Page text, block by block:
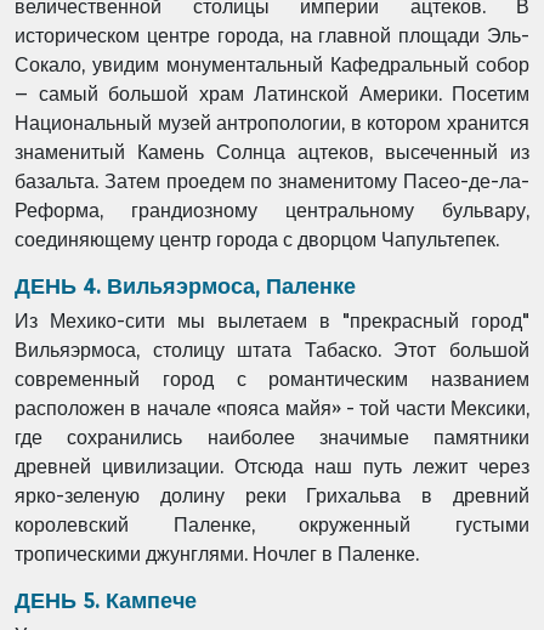
величественной столицы империи ацтеков. В
историческом центре города, на главной площади Эль-
Сокало, увидим монументальный Кафедральный собор
– самый большой храм Латинской Америки. Посетим
Национальный музей антропологии, в котором хранится
знаменитый Камень Солнца ацтеков, высеченный из
базальта. Затем проедем по знаменитому Пасео-де-ла-
Реформа, грандиозному центральному бульвару,
соединяющему центр города с дворцом Чапультепек.
ДЕНЬ 4. Вильяэрмоса, Паленке
Из Мехико-сити мы вылетаем в "прекрасный город"
Вильяэрмоса, столицу штата Табаско. Этот большой
современный город с романтическим названием
расположен в начале «пояса майя» - той части Мексики,
где сохранились наиболее значимые памятники
древней цивилизации. Отсюда наш путь лежит через
ярко-зеленую долину реки Грихальва в древний
королевский Паленке, окруженный густыми
тропическими джунглями. Ночлег в Паленке.
ДЕНЬ 5. Кампече